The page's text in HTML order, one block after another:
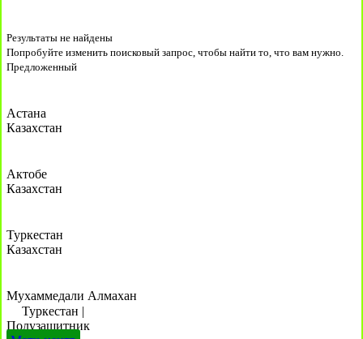
Результаты не найдены
Попробуйте изменить поисковый запрос, чтобы найти то, что вам нужно.
Предложенный
Астана
Казахстан
Актобе
Казахстан
Туркестан
Казахстан
Мухаммедали Алмахан
Туркестан |
Полузащитник